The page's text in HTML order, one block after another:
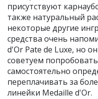
присутствуют
также натуральный
некоторые другие
средства очень
d'Or Pate de Luxe, но
советуем
самостоятельно
переплачивать за
линейки Medaille d'Or.